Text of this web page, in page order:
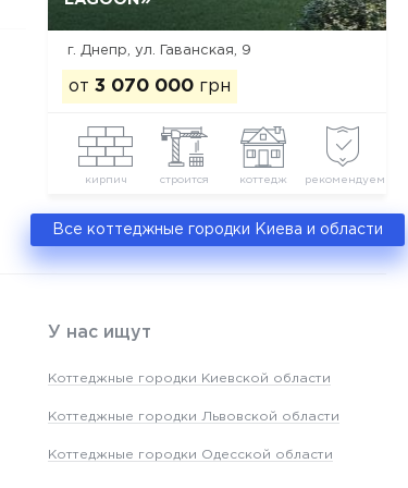
г. Днепр, ул. Гаванская, 9
от 3 070 000 грн
кирпич строится коттедж рекомендуем
Все коттеджные городки Киева и области
У нас ищут
Коттеджные городки Киевской области
Коттеджные городки Львовской области
Коттеджные городки Одесской области